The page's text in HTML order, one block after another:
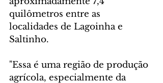
quilômetros entre as
localidades de Lagoinha e
Saltinho.
"Essa é uma região de produção
agrícola, especialmente da